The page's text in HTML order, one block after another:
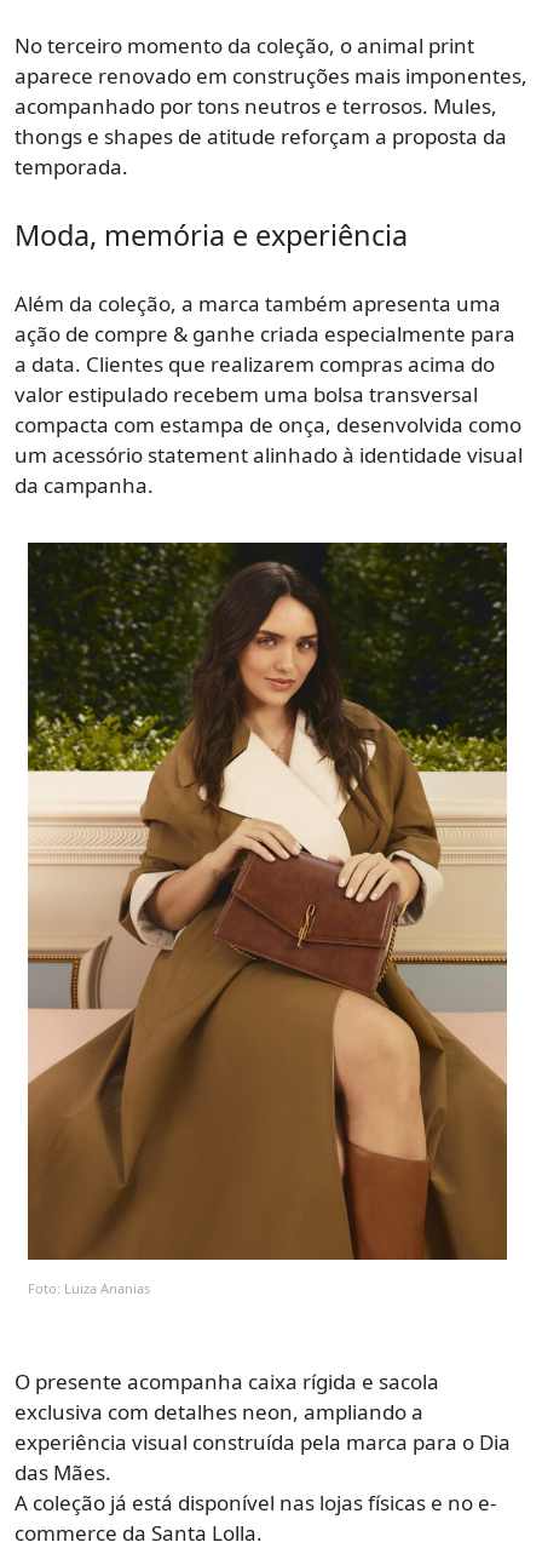
No terceiro momento da coleção, o animal print
aparece renovado em construções mais imponentes,
acompanhado por tons neutros e terrosos. Mules,
thongs e shapes de atitude reforçam a proposta da
temporada.
Moda, memória e experiência
Além da coleção, a marca também apresenta uma
ação de compre & ganhe criada especialmente para
a data. Clientes que realizarem compras acima do
valor estipulado recebem uma bolsa transversal
compacta com estampa de onça, desenvolvida como
um acessório statement alinhado à identidade visual
da campanha.
Foto: Luiza Ananias
O presente acompanha caixa rígida e sacola
exclusiva com detalhes neon, ampliando a
experiência visual construída pela marca para o Dia
das Mães.
A coleção já está disponível nas lojas físicas e no e-
commerce da Santa Lolla.